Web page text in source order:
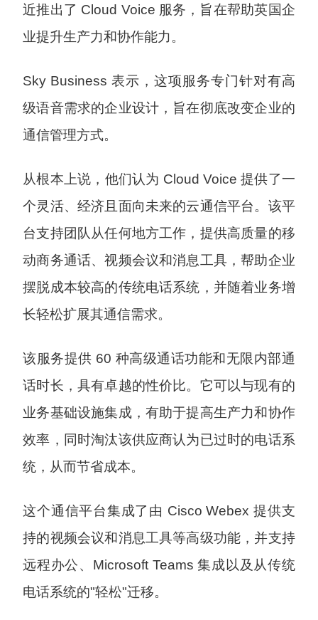
近推出了 Cloud Voice 服务，旨在帮助英国企
业提升生产力和协作能力。
Sky Business 表示，这项服务专门针对有高
级语音需求的企业设计，旨在彻底改变企业的
通信管理方式。
从根本上说，他们认为 Cloud Voice 提供了一
个灵活、经济且面向未来的云通信平台。该平
台支持团队从任何地方工作，提供高质量的移
动商务通话、视频会议和消息工具，帮助企业
摆脱成本较高的传统电话系统，并随着业务增
长轻松扩展其通信需求。
该服务提供 60 种高级通话功能和无限内部通
话时长，具有卓越的性价比。它可以与现有的
业务基础设施集成，有助于提高生产力和协作
效率，同时淘汰该供应商认为已过时的电话系
统，从而节省成本。
这个通信平台集成了由 Cisco Webex 提供支
持的视频会议和消息工具等高级功能，并支持
远程办公、Microsoft Teams 集成以及从传统
电话系统的"轻松"迁移。